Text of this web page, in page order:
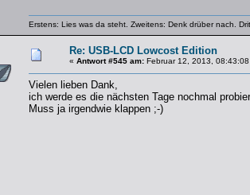
Erstens: Lies was da steht. Zweitens: Denk drüber nach.
Re: USB-LCD Lowcost Edition
« Antwort #545 am: Februar 12, 2013,
Vielen lieben Dank,
ich werde es die nächsten Tage nochmal
Muss ja irgendwie klappen ;-)